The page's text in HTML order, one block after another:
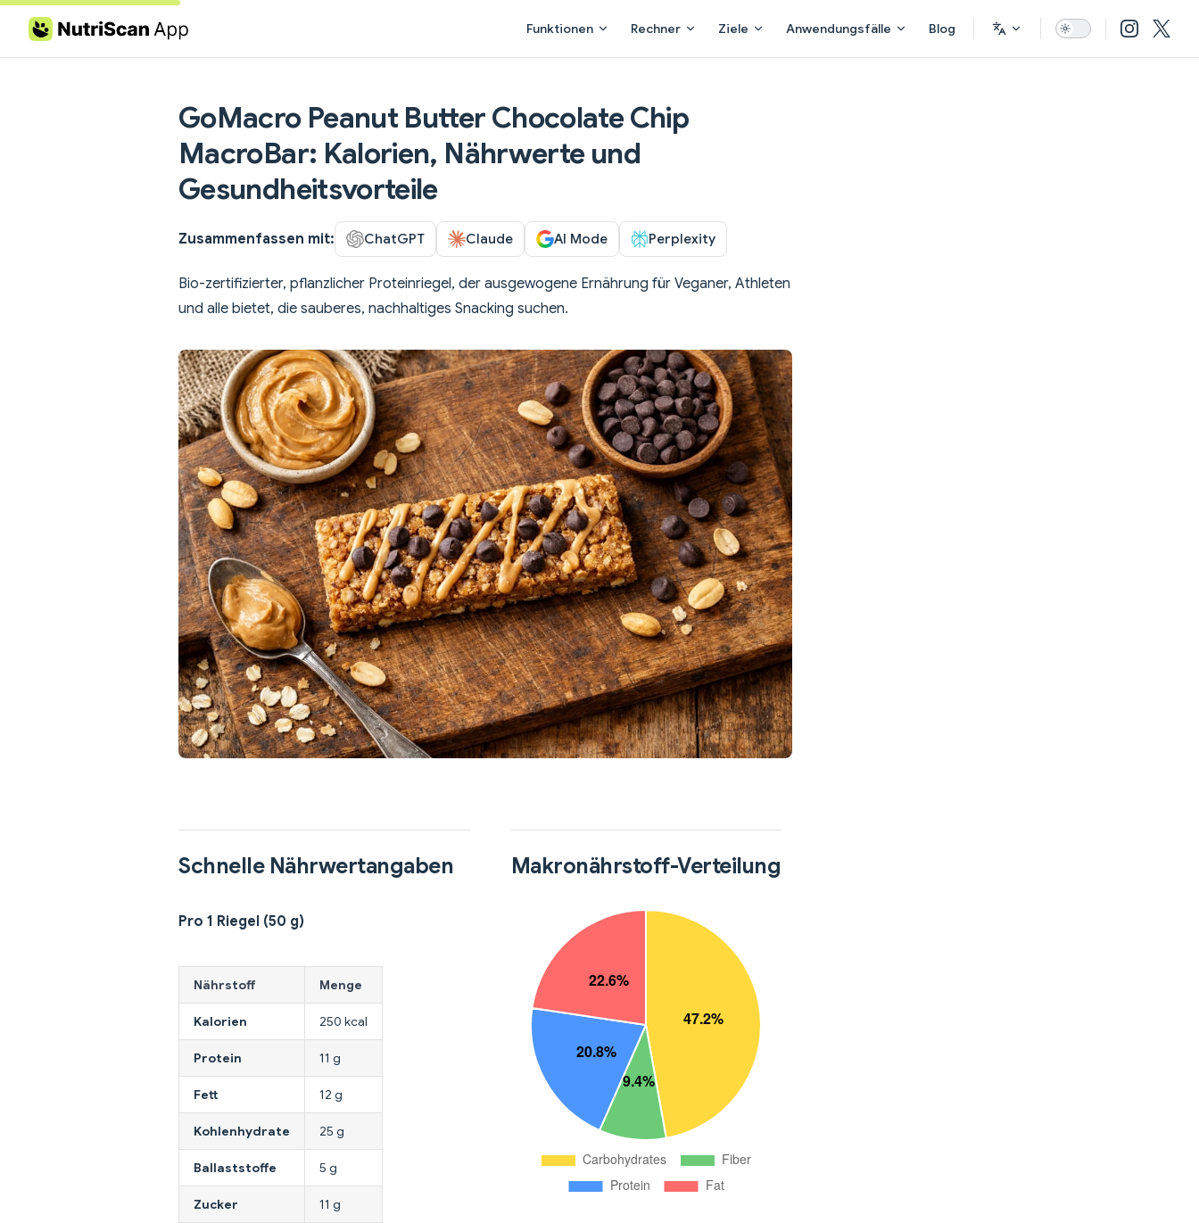
Skip to content Funktionen Rechner Ziele Anwendungsfälle Blog
GoMacro Peanut Butter Chocolate Chip
MacroBar: Kalorien, Nährwerte und
Gesundheitsvorteile
Zusammenfassen mit: ChatGPT Claude AI Mode Perplexity
Bio-zertifizierter, pflanzlicher Proteinriegel, der ausgewogene Ernährung für Veganer, Athleten
und alle bietet, die sauberes, nachhaltiges Snacking suchen.
Schnelle Nährwertangaben
Pro 1 Riegel (50 g)
Nährstoff Menge
Kalorien 250 kcal
Protein 11 g
Fett 12 g
Kohlenhydrate 25 g
Ballaststoffe 5 g
Zucker 11 g
Makronährstoff-Verteilung